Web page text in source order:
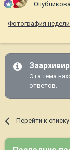
Фотография недели
Эта тема
ответов.
Перейти к